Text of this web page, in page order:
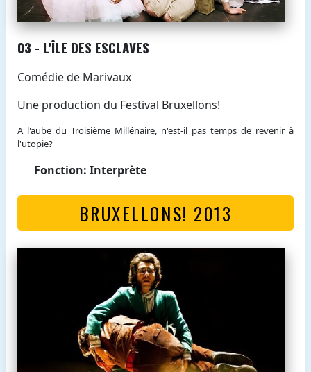
03 - L'ÎLE DES ESCLAVES
Comédie de Marivaux
Une production du Festival Bruxellons!
A l'aube du Troisième Millénaire, n'est-il pas temps de revenir à
l'utopie?
Fonction: Interprète
BRUXELLONS! 2013